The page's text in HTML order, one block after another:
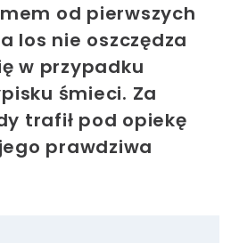
od pierwszych
los nie oszczędza
w przypadku
śmieci. Za
trafił pod opiekę
prawdziwa